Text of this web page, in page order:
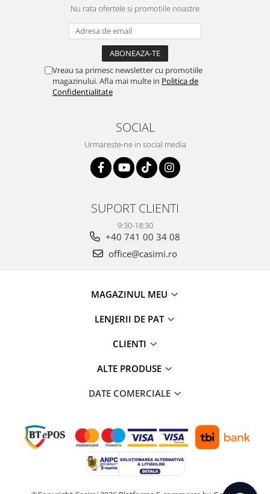
Nu rata ofertele si promotiile noastre
Vreau sa primesc newsletter cu promotiile
magazinului. Afla mai multe in Politica de
Confidentialitate
SOCIAL
Urmareste-ne in social media
SUPORT CLIENTI
9:30-18:30
+40 741 00 34 08
office@casimi.ro
MAGAZINUL MEU
LENJERII DE PAT
CLIENTI
ALTE PRODUSE
DATE COMERCIALE